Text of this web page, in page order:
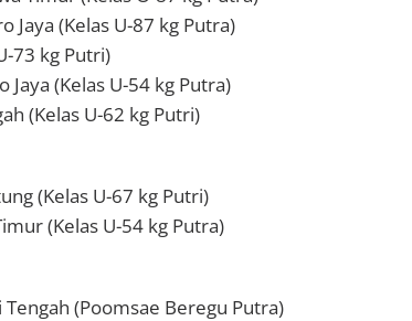
Jaya (Kelas U-87 kg Putra)
73 kg Putri)
(Kelas U-54 kg Putra)
(Kelas U-62 kg Putri)
(Kelas U-67 kg Putri)
(Kelas U-54 kg Putra)
(Poomsae Beregu Putra)